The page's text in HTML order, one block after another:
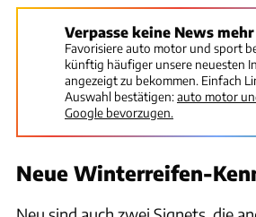
Verpasse keine News mehr
Favorisiere auto motor und sport
künftig häufiger unsere neuesten
angezeigt zu bekommen. Einfach
Auswahl bestätigen:auto motor
Google bevorzugen.
Neue Winterreifen-